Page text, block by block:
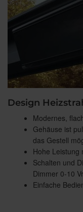
Design
Modernes,
Gehäuse ist
das Gestell
Hohe Leistung
Schalten und
Dimmer 0-10 Vr
Einfache